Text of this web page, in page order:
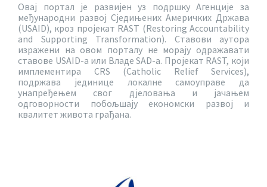
Овај портал је развијен уз подршку Агенције за
међународни развој Сједињених Америчких Држава
(USAID), кроз пројекат RAST (Restoring Accountability
and Supporting Transformation). Ставови аутора
изражени на овом порталу не морају одражавати
ставове USAID-a или Владе SAD-a. Пројекат RAST, који
имплементира CRS (Catholic Relief Services),
подржава јединице локалне самоуправе да
унапређењем свог дјеловања и јачањем
одговорности побољшају економски развој и
квалитет живота грађана.